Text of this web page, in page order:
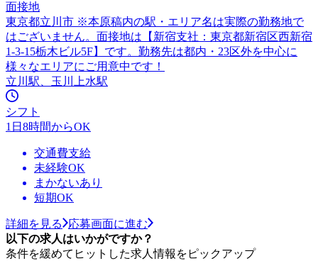
面接地
東京都立川市 ※本原稿内の駅・エリア名は実際の勤務地で
はございません。面接地は【新宿支社：東京都新宿区西新宿
1-3-15栃木ビル5F】です。勤務先は都内・23区外を中心に
様々なエリアにご用意中です！
立川駅、玉川上水駅
シフト
1日8時間からOK
交通費支給
未経験OK
まかないあり
短期OK
詳細を見る
応募画面に進む
以下の求人はいかがですか？
条件を緩めてヒットした求人情報をピックアップ